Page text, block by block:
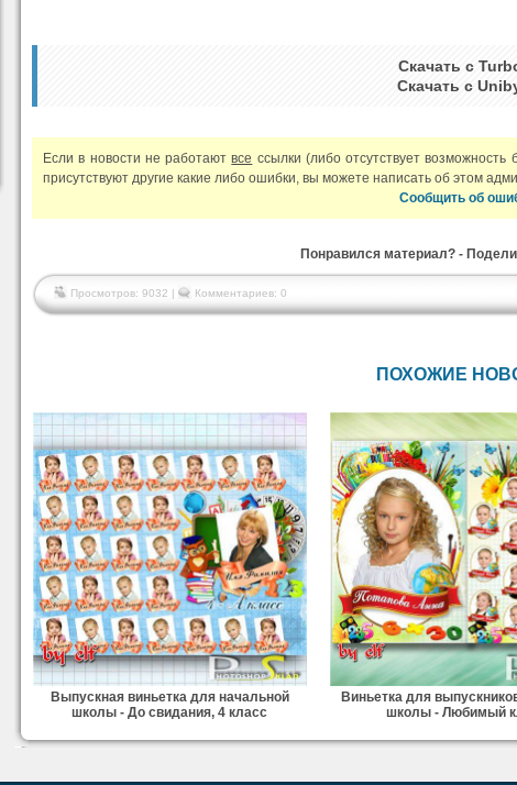
Скачать с
Скачать с
Если в новости не работаютвсе ссылки (либо отсутствует
присутствуют другие какие либо ошибки, вы можете написать об этом
Сообщить об
Понравился материал? -
Просмотров: 9032 | Комментариев: 0
ПОХОЖИЕ
Выпускная виньетка для начальной
школы - До свидания, 4 класс
Виньетка для
школы - Любимый